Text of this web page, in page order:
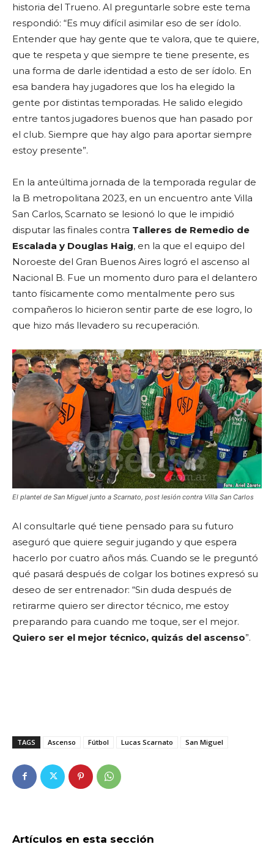
historia del Trueno. Al preguntarle sobre este tema
respondió: “Es muy difícil asimilar eso de ser ídolo.
Entender que hay gente que te valora, que te quiere,
que te respeta y que siempre te tiene presente, es
una forma de darle identidad a esto de ser ídolo. En
esa bandera hay jugadores que los ha elegido la
gente por distintas temporadas. He salido elegido
entre tantos jugadores buenos que han pasado por
el club. Siempre que hay algo para aportar siempre
estoy presente”.
En la anteúltima jornada de la temporada regular de
la B metropolitana 2023, en un encuentro ante Villa
San Carlos, Scarnato se lesionó lo que le impidió
disputar las finales contra Talleres de Remedio de
Escalada y Douglas Haig, en la que el equipo del
Noroeste del Gran Buenos Aires logró el ascenso al
Nacional B. Fue un momento duro para el delantero
tanto físicamente como mentalmente pero sus
compañeros lo hicieron sentir parte de ese logro, lo
que hizo más llevadero su recuperación.
El plantel de San Miguel junto a Scarnato, post lesión contra Villa San Carlos
Al consultarle qué tiene pensado para su futuro
aseguró que quiere seguir jugando y que espera
hacerlo por cuatro años más. Cuando se le preguntó
qué pasará después de colgar los botines expresó su
deseo de ser entrenador: “Sin duda después de
retirarme quiero ser director técnico, me estoy
preparando para cuando me toque, ser el mejor.
Quiero ser el mejor técnico, quizás del ascenso”.
TAGS Ascenso Fútbol Lucas Scarnato San Miguel
Artículos en esta sección